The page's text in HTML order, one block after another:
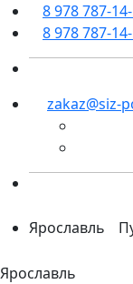
8 978 787-
8 978 787-
zakaz@siz-
Ярославль
Ярославль